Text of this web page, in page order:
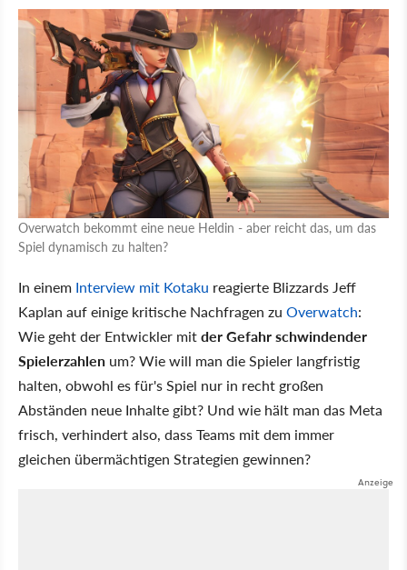
Overwatch bekommt eine neue Heldin - aber reicht das, um das
Spiel dynamisch zu halten?
In einem Interview mit Kotaku reagierte Blizzards Jeff
Kaplan auf einige kritische Nachfragen zu Overwatch:
Wie geht der Entwickler mitder Gefahr schwindender
Spielerzahlen um? Wie will man die Spieler langfristig
halten, obwohl es für's Spiel nur in recht großen
Abständen neue Inhalte gibt? Und wie hält man das Meta
frisch, verhindert also, dass Teams mit dem immer
gleichen übermächtigen Strategien gewinnen?